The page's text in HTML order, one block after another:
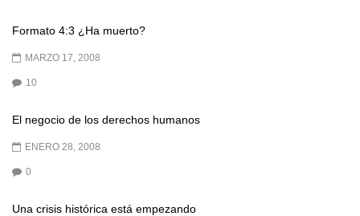
Formato 4:3 ¿Ha muerto?
MARZO 17, 2008
10
El negocio de los derechos humanos
ENERO 28, 2008
0
Una crisis histórica está empezando